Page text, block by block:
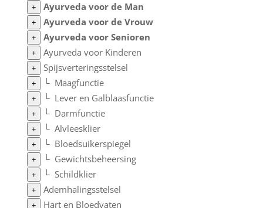
+ Ayurveda voor de Man
+ Ayurveda voor de Vrouw
+ Ayurveda voor Senioren
+ Ayurveda voor Kinderen
+ Spijsverteringsstelsel
+ └ Maagfunctie
+ └ Lever en Galblaasfunctie
+ └ Darmfunctie
+ └ Alvleesklier
+ └ Bloedsuikerspiegel
+ └ Gewichtsbeheersing
+ └ Schildklier
+ Ademhalingsstelsel
+ Hart en Bloedvaten